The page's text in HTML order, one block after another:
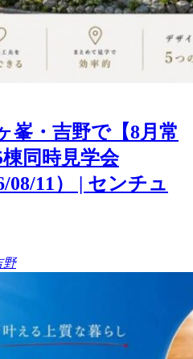
峯・吉野で【8月常
同時見学会
08/11） | センチュ
野